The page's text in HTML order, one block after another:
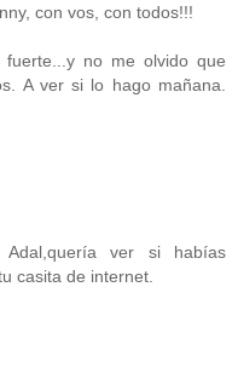
con vos, con todos!!!
no me olvido que
A ver si lo hago mañana.
ver si habías
casita de internet.